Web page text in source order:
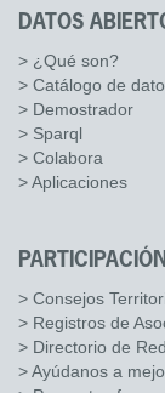
DATOS
> ¿Qué son?
> Catálogo de
> Demostrador
> Sparql
> Colabora
> Aplicaciones
PARTICIPACIÓN
> Consejos
> Registros de
> Directorio de
> Ayúdanos a